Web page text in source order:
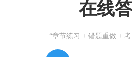
在线
“章节练习 + 错题重做 +